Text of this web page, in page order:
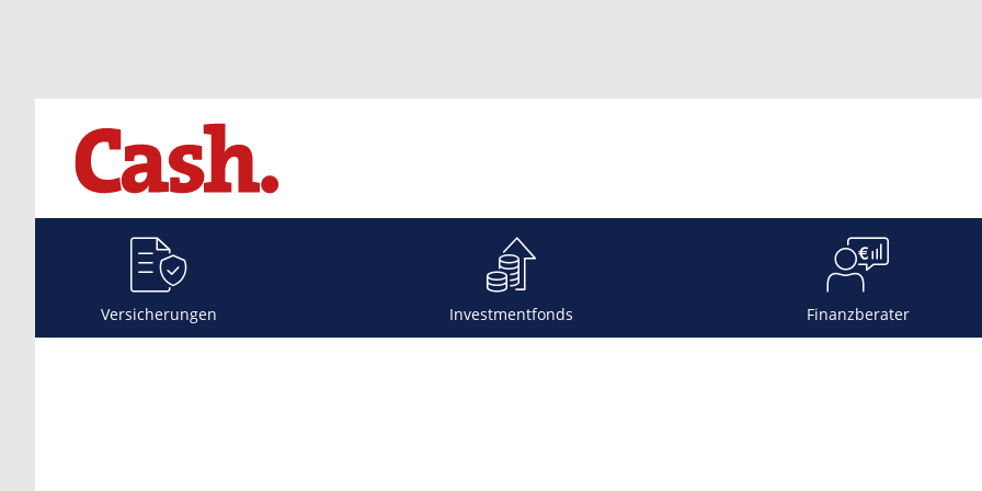
Versicherungen Investmentfonds Finanzberater